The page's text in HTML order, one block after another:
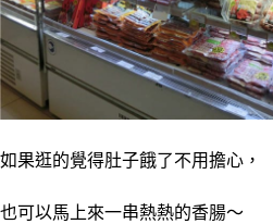
如果逛的覺得肚子餓了不用擔心，
也可以馬上來一串熱熱的香腸～